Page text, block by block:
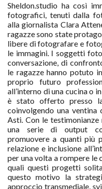
Sheldon.studio ha così
fotografici, tenuti dalla
alla giornalista Clara
ragazze sono state
libere di fotografare e
le immagini. I soggetti
conversazione, di
le ragazze hanno potuto
proprio futuro
all’interno di una cucina o
è stato offerto presso
coinvolgendo una
Asti. Con le
una serie di output
promuovere a quanti più
relazione e inclusione
per una volta a rompere le
quali questi progetti
questo motivo la
approccio transmediale,